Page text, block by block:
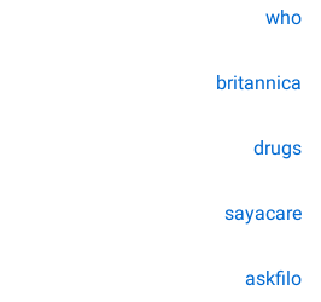
who
britannica
drugs
sayacare
askfilo